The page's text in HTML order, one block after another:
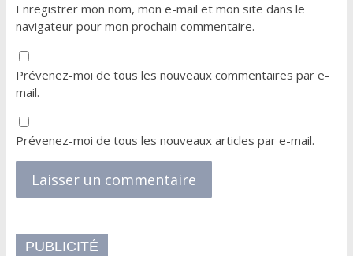
Enregistrer mon nom, mon e-mail et mon site dans le
navigateur pour mon prochain commentaire.
Prévenez-moi de tous les nouveaux commentaires par e-
mail.
Prévenez-moi de tous les nouveaux articles par e-mail.
PUBLICITÉ